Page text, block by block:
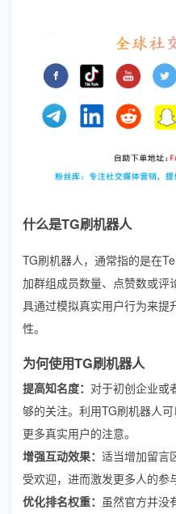
什么是TG刷机器人
TG刷机器人，通常指的是在
加群组成员数量、点赞数或评
具通过模拟真实用户行为来提
性。
为何使用TG刷机器人
提高知名度： 对于初创企业或
够的关注。利用TG刷机器人
更多真实用户的注意。
增强互动效果： 适当增加留言
受欢迎，进而激发更多人的参
优化排名权重： 虽然官方并没